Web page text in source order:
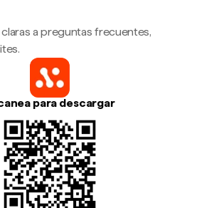
a preguntas frecuentes,
para descargar